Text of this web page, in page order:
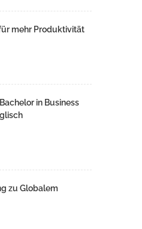
mehr Produktivität
in Business
zu Globalem